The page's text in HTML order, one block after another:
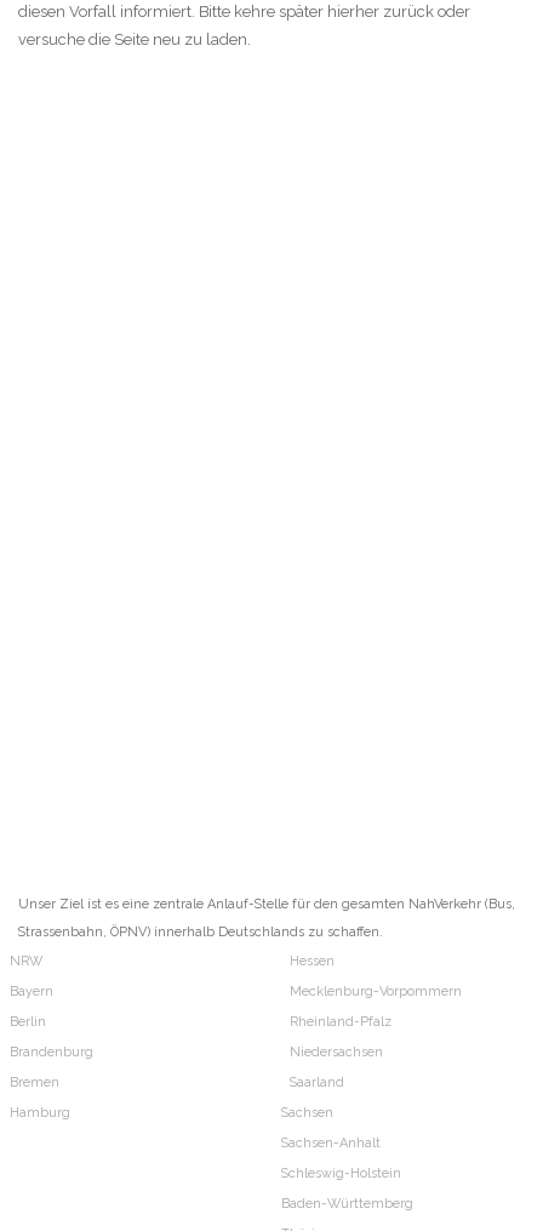
diesen Vorfall informiert. Bitte kehre später hierher zurück oder
versuche die Seite neu zu laden.
Unser Ziel ist es eine zentrale Anlauf-Stelle für den gesamten NahVerkehr (Bus,
Strassenbahn, ÖPNV) innerhalb Deutschlands zu schaffen.
NRW
Bayern
Berlin
Brandenburg
Bremen
Hamburg
Hessen
Mecklenburg-Vorpommern
Rheinland-Pfalz
Niedersachsen
Saarland
Sachsen
Sachsen-Anhalt
Schleswig-Holstein
Baden-Württemberg